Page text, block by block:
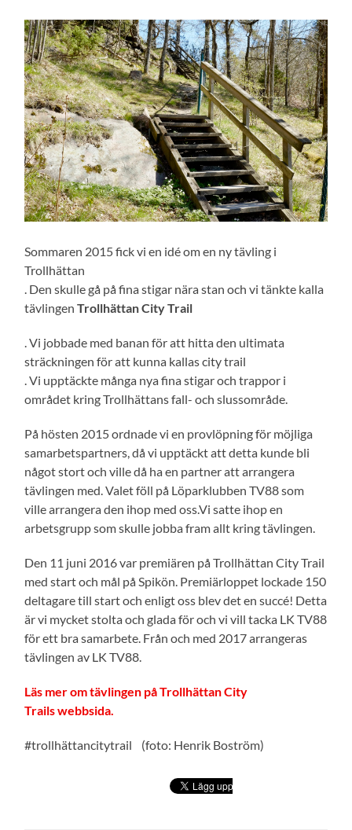
Sommaren 2015 fick vi en idé om en ny tävling i
Trollhättan
. Den skulle gå på fina stigar nära stan och vi tänkte kalla
tävlingenTrollhättan City Trail
. Vi jobbade med banan för att hitta den ultimata
sträckningen för att kunna kallas city trail
. Vi upptäckte många nya fina stigar och trappor i
området kring Trollhättans fall- och slussområde.
På hösten 2015 ordnade vi en provlöpning för möjliga
samarbetspartners, då vi upptäckt att detta kunde bli
något stort och ville då ha en partner att arrangera
tävlingen med. Valet föll på Löparklubben TV88 som
ville arrangera den ihop med oss.Vi satte ihop en
arbetsgrupp som skulle jobba fram allt kring tävlingen.
Den 11 juni 2016 var premiären på Trollhättan City Trail
med start och mål på Spikön. Premiärloppet lockade 150
deltagare till start och enligt oss blev det en succé! Detta
är vi mycket stolta och glada för och vi vill tacka LK TV88
för ett bra samarbete. Från och med 2017 arrangeras
tävlingen av LK TV88.
Läs mer om tävlingen på Trollhättan City
Trails webbsida.
#trollhättancitytrail (foto: Henrik Boström)